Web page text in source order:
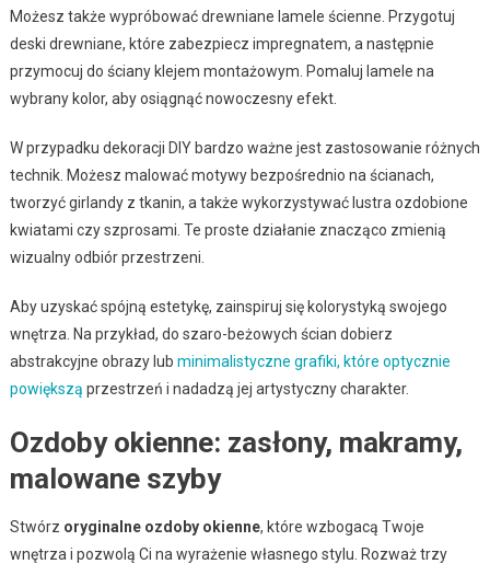
Możesz także wypróbować drewniane lamele ścienne. Przygotuj
deski drewniane, które zabezpiecz impregnatem, a następnie
przymocuj do ściany klejem montażowym. Pomaluj lamele na
wybrany kolor, aby osiągnąć nowoczesny efekt.
W przypadku dekoracji DIY bardzo ważne jest zastosowanie różnych
technik. Możesz malować motywy bezpośrednio na ścianach,
tworzyć girlandy z tkanin, a także wykorzystywać lustra ozdobione
kwiatami czy szprosami. Te proste działanie znacząco zmienią
wizualny odbiór przestrzeni.
Aby uzyskać spójną estetykę, zainspiruj się kolorystyką swojego
wnętrza. Na przykład, do szaro-beżowych ścian dobierz
abstrakcyjne obrazy lub minimalistyczne grafiki, które optycznie
powiększą przestrzeń i nadadzą jej artystyczny charakter.
Ozdoby okienne: zasłony, makramy,
malowane szyby
Stwórz oryginalne ozdoby okienne, które wzbogacą Twoje
wnętrza i pozwolą Ci na wyrażenie własnego stylu. Rozważ trzy